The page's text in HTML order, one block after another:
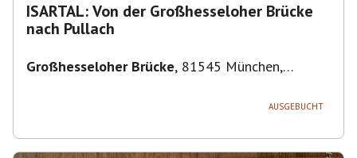
ISARTAL: Von der Großhesseloher Brücke
nach Pullach
Großhesseloher Brücke, 81545 München,
AUSGEBUCHT